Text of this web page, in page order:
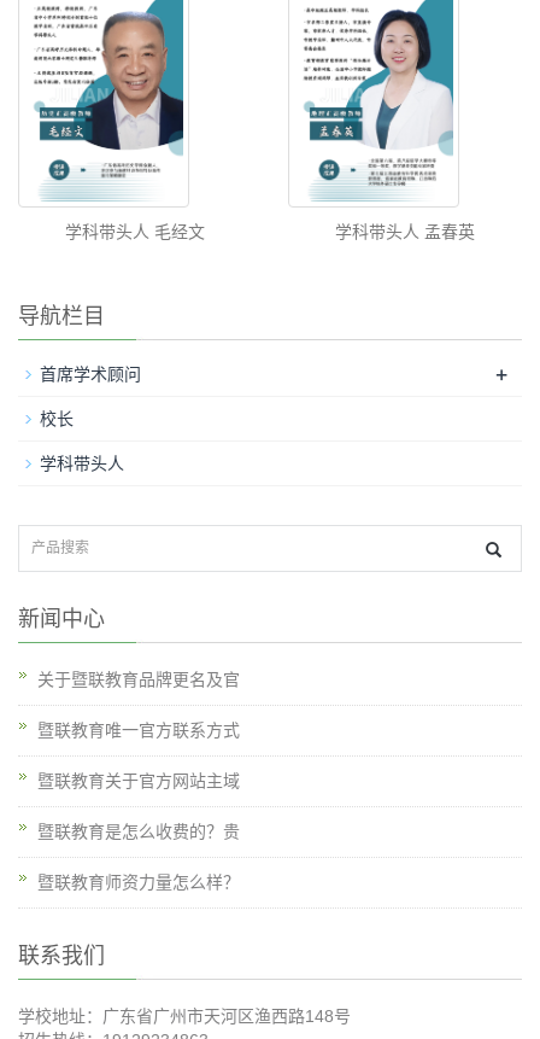
学科带头人 毛经文 学科带头人 孟春英
导航栏目
首席学术顾问 +
校长
学科带头人
新闻中心
关于暨联教育品牌更名及官
暨联教育唯一官方联系方式
暨联教育关于官方网站主域
暨联教育是怎么收费的？贵
暨联教育师资力量怎么样？
联系我们
学校地址：广东省广州市天河区渔西路148号